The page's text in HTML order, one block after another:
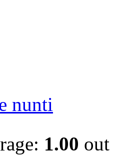
nunti
1.00 out